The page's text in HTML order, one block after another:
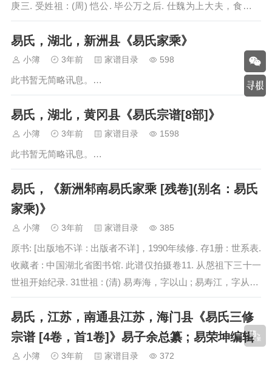
庚三. 受姓祖 : (周) 恺公. 毕公万之后. 仕魏为上大夫，食采于
易，遂受姓焉. 世…
易氏，湖北，新洲县《易氏家乘》
小簿 3年前 家谱目录 598
此书暂无简略讯息。…
易氏，湖北，黄冈县《易氏宗谱[8部]》
小簿 3年前 家谱目录 1598
此书暂无简略讯息。…
易氏，《新洲邾南易氏家乘 [残卷](别名：易氏
家乘)》
小簿 3年前 家谱目录 385
原书: [出版地不详 : 出版者不详]，1990年续修. 存1册 : 世系表.
收藏者 : 中国湖北省图书馆. 此谱仅拍摄卷11. 从慇祖下三十一
世祖开始纪录. 31世祖 : (清) 易寿海，字以山 ; 易寿江，字从福.
德智公之子. 寿海…
易氏，江苏，南通县江苏，海门县《易氏三修
宗谱 [4卷，首1卷]》易子余总纂 ; 易荣坤编辑
小簿 3年前 家谱目录 372